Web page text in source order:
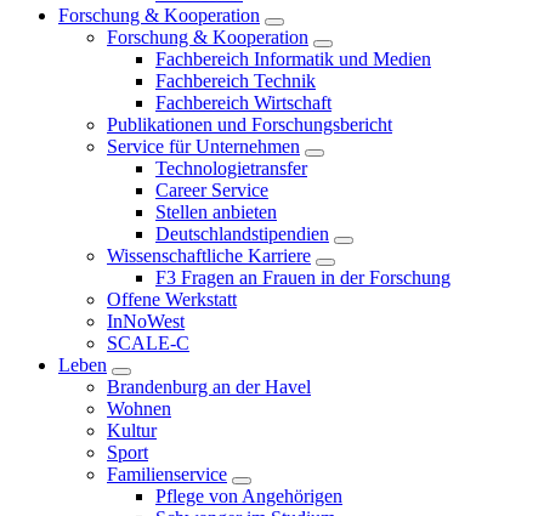
Forschung & Kooperation
Forschung & Kooperation
Fachbereich Informatik und Medien
Fachbereich Technik
Fachbereich Wirtschaft
Publikationen und Forschungsbericht
Service für Unternehmen
Technologietransfer
Career Service
Stellen anbieten
Deutschlandstipendien
Wissenschaftliche Karriere
F3 Fragen an Frauen in der Forschung
Offene Werkstatt
InNoWest
SCALE-C
Leben
Brandenburg an der Havel
Wohnen
Kultur
Sport
Familienservice
Pflege von Angehörigen